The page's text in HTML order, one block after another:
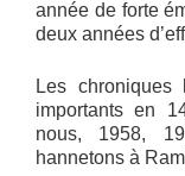
année de forte
deux années
Les
importants en
nous, 1958,
hannetons à